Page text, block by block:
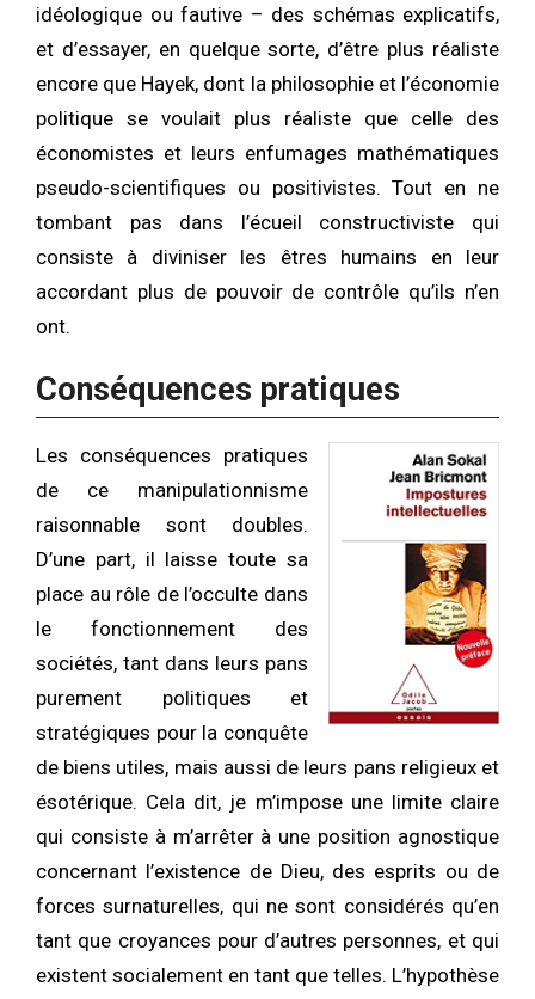
idéologique ou fautive – des schémas explicatifs,
et d’essayer, en quelque sorte, d’être plus réaliste
encore que Hayek, dont la philosophie et l’économie
politique se voulait plus réaliste que celle des
économistes et leurs enfumages mathématiques
pseudo-scientifiques ou positivistes. Tout en ne
tombant pas dans l’écueil constructiviste qui
consiste à diviniser les êtres humains en leur
accordant plus de pouvoir de contrôle qu’ils n’en
ont.
Conséquences pratiques
Les conséquences pratiques
de ce manipulationnisme
raisonnable sont doubles.
D’une part, il laisse toute sa
place au rôle de l’occulte dans
le fonctionnement des
sociétés, tant dans leurs pans
purement politiques et
stratégiques pour la conquête
de biens utiles, mais aussi de leurs pans religieux et
ésotérique. Cela dit, je m’impose une limite claire
qui consiste à m’arrêter à une position agnostique
concernant l’existence de Dieu, des esprits ou de
forces surnaturelles, qui ne sont considérés qu’en
tant que croyances pour d’autres personnes, et qui
existent socialement en tant que telles. L’hypothèse